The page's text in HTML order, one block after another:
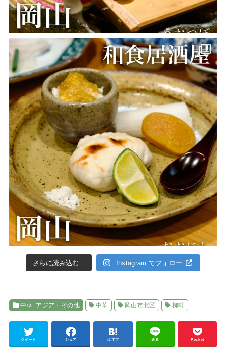
さらに読み込む... Instagram でフォロー
中華･アジア・その他 中華 岡山市北区 柳町
ツイート シェア はてブ 送る Pocket